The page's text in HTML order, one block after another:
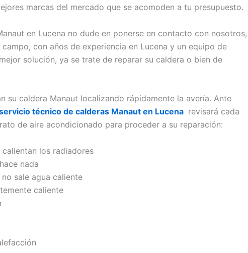
marcas del mercado que se acomoden a tu presupuesto.
en Lucena no dude en ponerse en contacto con nosotros,
con años de experiencia en Lucena y un equipo de
solución, ya se trate de reparar su caldera o bien de
su caldera Manaut localizando rápidamente la avería. Ante
técnico de calderas Manaut en Lucena revisará cada
de aire acondicionado para proceder a su reparación:
los radiadores
nada
sale agua caliente
caliente